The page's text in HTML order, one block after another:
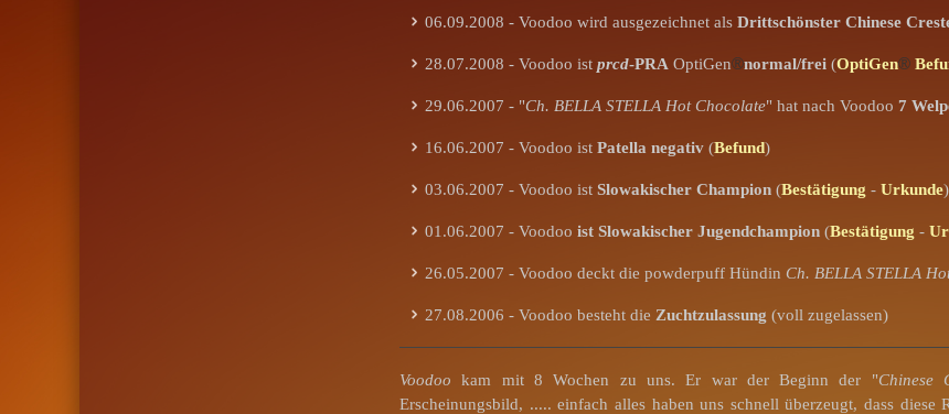
06.09.2008 - Voodoo wird ausgezeichnet als Drittschönster Chinese
28.07.2008 - Voodoo ist prcd-PRA OptiGen®normal/frei (OptiGen®
29.06.2007 - "Ch. BELLA STELLA Hot Chocolate" hat nach Voodoo 7
16.06.2007 - Voodoo ist Patella negativ (Befund)
03.06.2007 - Voodoo ist Slowakischer Champion (Bestätigung - Urkunde)
01.06.2007 - Voodoo ist Slowakischer Jugendchampion (Bestätigung -
26.05.2007 - Voodoo deckt die powderpuff Hündin Ch. BELLA STELLA
27.08.2006 - Voodoo besteht die Zuchtzulassung (voll zugelassen)
Voodoo kam mit 8 Wochen zu uns. Er war der Beginn der "Chinese
Erscheinungsbild, ..... einfach alles haben uns schnell überzeugt, dass diese